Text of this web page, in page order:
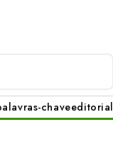
chaveeditorial